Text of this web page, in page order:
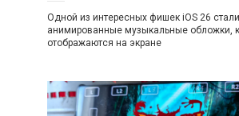
Одной из интересных фишек iOS 26 стали
анимированные музыкальные обложки,
отображаются на экране